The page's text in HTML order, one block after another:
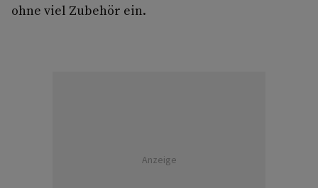
ohne viel Zubehör ein.
Anzeige